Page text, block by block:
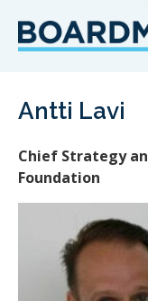
Antti Lavi
Chief Strategy
Foundation